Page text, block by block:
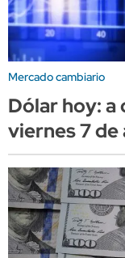
Mercado cambiario
Dólar hoy:
viernes 7